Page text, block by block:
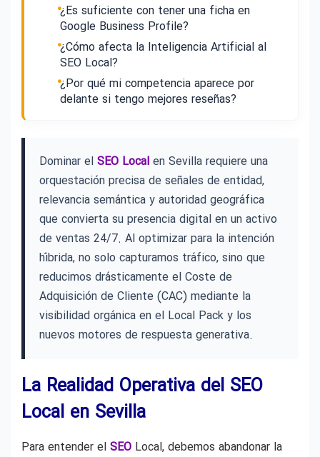
¿Es suficiente con tener una ficha en
Google Business Profile?
¿Cómo afecta la Inteligencia Artificial al
SEO Local?
¿Por qué mi competencia aparece por
delante si tengo mejores reseñas?
Dominar el SEO Local en Sevilla requiere una
orquestación precisa de señales de entidad,
relevancia semántica y autoridad geográfica
que convierta su presencia digital en un activo
de ventas 24/7. Al optimizar para la intención
híbrida, no solo capturamos tráfico, sino que
reducimos drásticamente el Coste de
Adquisición de Cliente (CAC) mediante la
visibilidad orgánica en el Local Pack y los
nuevos motores de respuesta generativa.
La Realidad Operativa del SEO
Local en Sevilla
Para entender el SEO Local, debemos abandonar la